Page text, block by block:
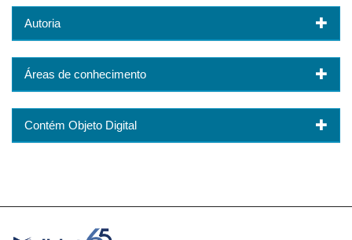
Autoria
Áreas de conhecimento
Contém Objeto Digital